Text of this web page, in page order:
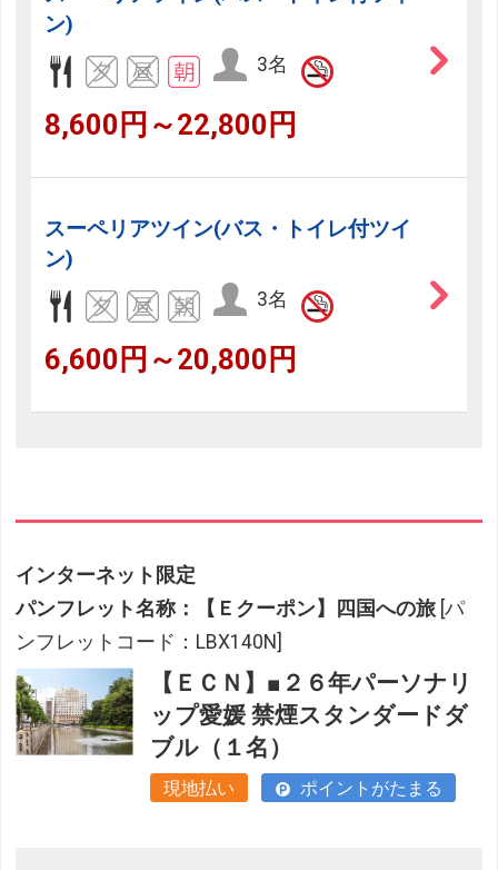
ン)
3名
8,600円～22,800円
スーペリアツイン(バス・トイレ付ツイ
ン)
3名
6,600円～20,800円
インターネット限定
パンフレット名称：【Ｅクーポン】四国への旅 [パ
ンフレットコード：LBX140N]
【ＥＣＮ】■２６年パーソナリ
ップ愛媛 禁煙スタンダードダ
ブル（１名）
現地払い ポイントがたまる